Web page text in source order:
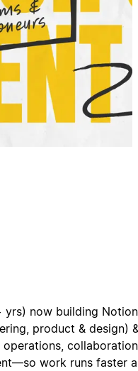
yrs) now building Notion
product & design)
work runs faster